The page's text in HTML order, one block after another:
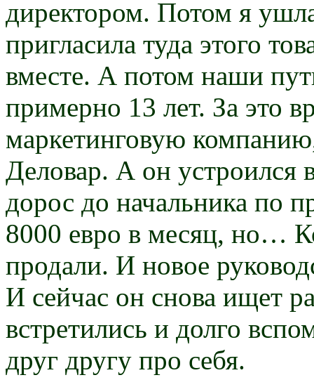
директором. Потом я
пригласила туда этого
вместе. А потом наши
примерно 13 лет. За это
маркетинговую
Деловар. А он
дорос до начальника по
8000 евро в месяц, но…
продали. И новое
И сейчас он снова ищет
встретились и долго
друг другу про себя.